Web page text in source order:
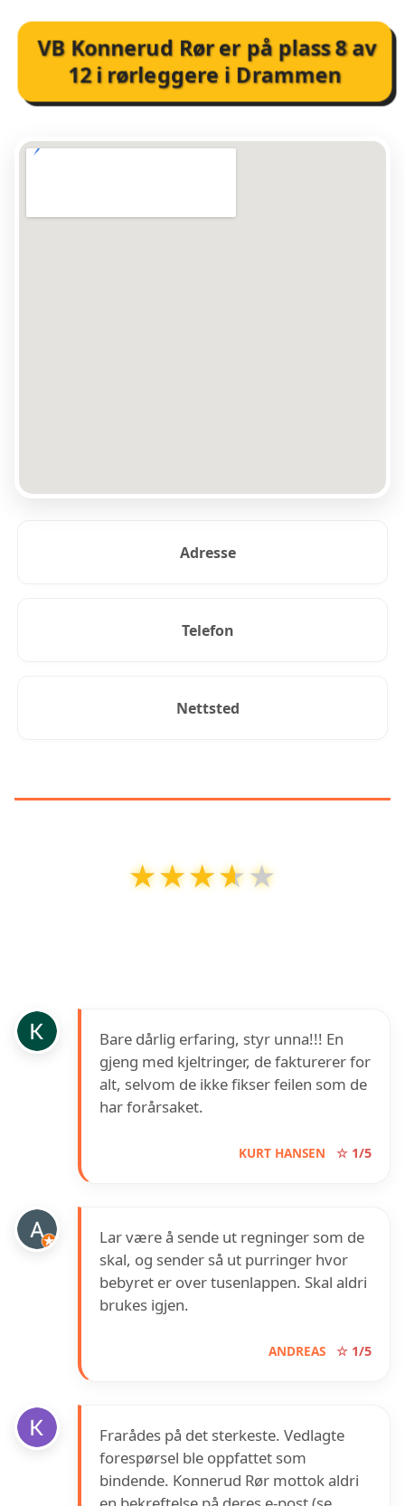
VB Konnerud Rører på plass8av
12irørleggere i Drammen
Adresse
Telefon
Nettsted
★★★★★
★★★★★
Bare dårlig erfaring, styr unna!!! En
gjeng med kjeltringer, de fakturerer for
alt, selvom de ikke fikser feilen som de
har forårsaket.
KURT HANSEN ☆ 1/5
Lar være å sende ut regninger som de
skal, og sender så ut purringer hvor
bebyret er over tusenlappen. Skal aldri
brukes igjen.
ANDREAS ☆ 1/5
Frarådes på det sterkeste. Vedlagte
forespørsel ble oppfattet som
bindende. Konnerud Rør mottok aldri